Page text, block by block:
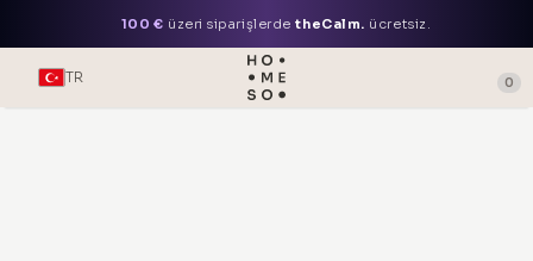
100 € üzeri siparişlerdetheCalm. ücretsiz.
TR 0